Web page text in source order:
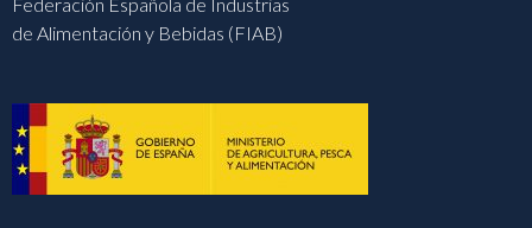
de Alimentación y Bebidas (FIAB)